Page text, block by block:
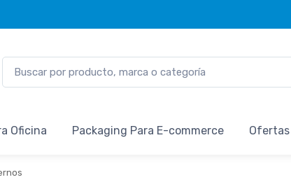
Oficina Packaging Para E-commerce Ofertas